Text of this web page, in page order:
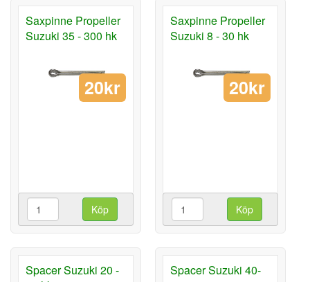
Saxpinne Propeller
Suzuki 35 - 300 hk
20kr
Köp
Saxpinne Propeller
Suzuki 8 - 30 hk
20kr
Köp
Spacer Suzuki 20 -
Spacer Suzuki 40-